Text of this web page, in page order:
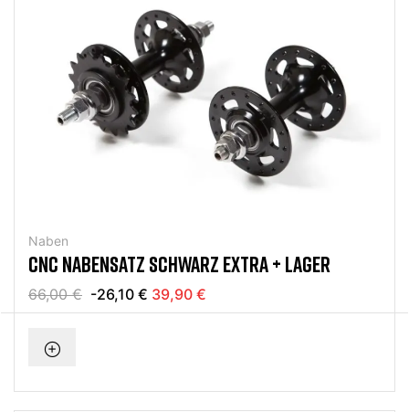
Naben
CNC NABENSATZ SCHWARZ EXTRA + LAGER
66,00 € -26,10 € 39,90 €